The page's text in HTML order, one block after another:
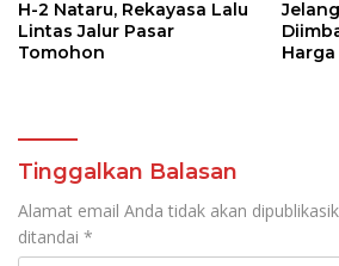
H-2 Nataru, Rekayasa Lalu
Lintas Jalur Pasar
Tomohon
Harga
Tinggalkan Balasan
Alamat email Anda tidak akan
ditandai *